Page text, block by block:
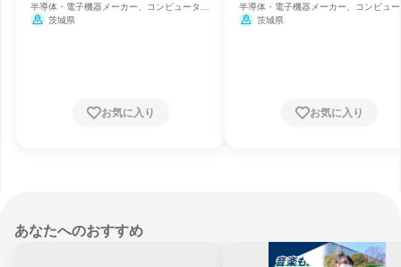
半導体・電子機器メーカー、コンピュータハ
ードウェア開発、ソフトウェア開発
茨城県
お気に入り
半導体・電子機器メーカー、コンピュ
ードウェア開発、ソフトウェア開発
茨城県
お気に入り
あなたへのおすすめ